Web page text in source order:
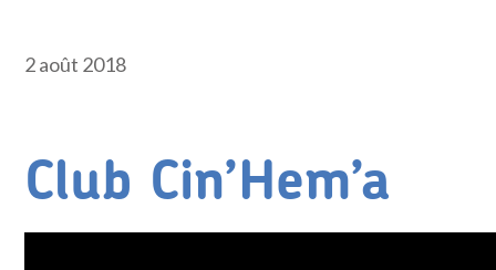
2 août 2018
Club Cin’Hem’a